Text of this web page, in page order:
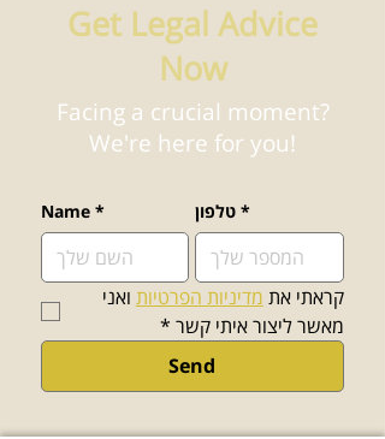
Get Legal Advice
Now
Facing a crucial moment?
We're here for you!
Name * טלפון *
קראתי את מדיניות הפרטיות
מאשר ליצור איתי קשר *
Send